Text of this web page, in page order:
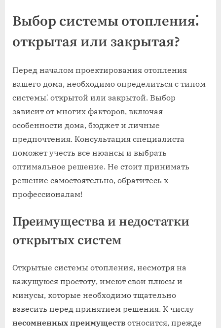
Выбор системы отопления⁚
открытая или закрытая?
Перед началом проектирования отопления
вашего дома, необходимо определиться с типом
системы⁚ открытой или закрытой. Выбор
зависит от многих факторов, включая
особенности дома, бюджет и личные
предпочтения. Консультация специалиста
поможет учесть все нюансы и выбрать
оптимальное решение. Не стоит принимать
решение самостоятельно, обратитесь к
профессионалам!
Преимущества и недостатки
открытых систем
Открытые системы отопления, несмотря на
кажущуюся простоту, имеют свои плюсы и
минусы, которые необходимо тщательно
взвесить перед принятием решения. К числу
несомненных преимуществ относится, прежде